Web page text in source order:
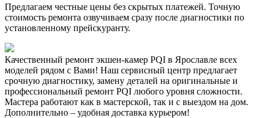
Предлагаем честные цены без скрытых платежей. Точную
стоимость ремонта озвучиваем сразу после диагностики по
установленному прейскуранту.
Качественный ремонт экшен-камер PQI в Ярославле всех
моделей рядом с Вами! Наш сервисный центр предлагает
срочную диагностику, замену деталей на оригинальные и
профессиональный ремонт PQI любого уровня сложности.
Мастера работают как в мастерской, так и с выездом на дом.
Дополнительно – удобная доставка курьером!